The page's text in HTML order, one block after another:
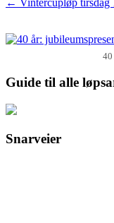
← Vintercupløp tirsdag
40
Guide til alle
Snarveier